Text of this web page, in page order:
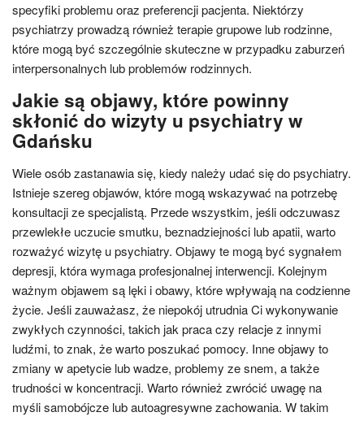
specyfiki problemu oraz preferencji pacjenta. Niektórzy
psychiatrzy prowadzą również terapie grupowe lub rodzinne,
które mogą być szczególnie skuteczne w przypadku zaburzeń
interpersonalnych lub problemów rodzinnych.
Jakie są objawy, które powinny
skłonić do wizyty u psychiatry w
Gdańsku
Wiele osób zastanawia się, kiedy należy udać się do psychiatry.
Istnieje szereg objawów, które mogą wskazywać na potrzebę
konsultacji ze specjalistą. Przede wszystkim, jeśli odczuwasz
przewlekłe uczucie smutku, beznadziejności lub apatii, warto
rozważyć wizytę u psychiatry. Objawy te mogą być sygnałem
depresji, która wymaga profesjonalnej interwencji. Kolejnym
ważnym objawem są lęki i obawy, które wpływają na codzienne
życie. Jeśli zauważasz, że niepokój utrudnia Ci wykonywanie
zwykłych czynności, takich jak praca czy relacje z innymi
ludźmi, to znak, że warto poszukać pomocy. Inne objawy to
zmiany w apetycie lub wadze, problemy ze snem, a także
trudności w koncentracji. Warto również zwrócić uwagę na
myśli samobójcze lub autoagresywne zachowania. W takim